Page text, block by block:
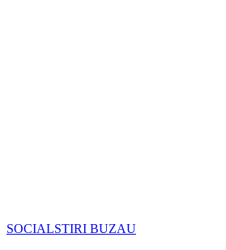
SOCIALSTIRI BUZAU